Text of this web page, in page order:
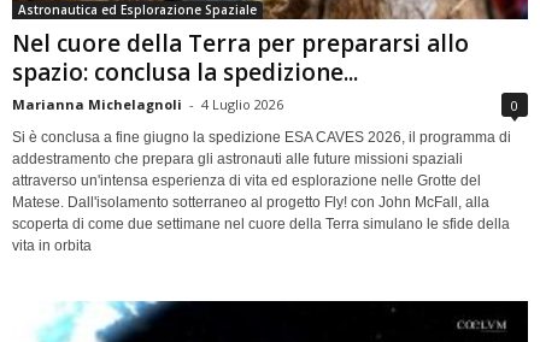
Astronautica ed Esplorazione Spaziale
Nel cuore della Terra per prepararsi allo
spazio: conclusa la spedizione...
Marianna Michelagnoli - 4 Luglio 2026 0
Si è conclusa a fine giugno la spedizione ESA CAVES 2026, il programma di
addestramento che prepara gli astronauti alle future missioni spaziali
attraverso un'intensa esperienza di vita ed esplorazione nelle Grotte del
Matese. Dall'isolamento sotterraneo al progetto Fly! con John McFall, alla
scoperta di come due settimane nel cuore della Terra simulano le sfide della
vita in orbita